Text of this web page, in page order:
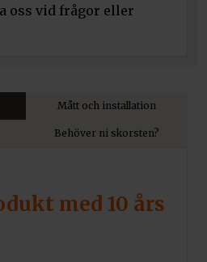
oss vid frågor eller
Mått och installation
Behöver ni skorsten?
med 10 års